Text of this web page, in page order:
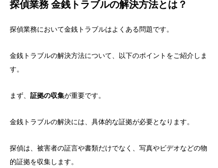
探偵業務 金銭トラブルの解決方法とは？
探偵業務において金銭トラブルはよくある問題です。
金銭トラブルの解決方法について、以下のポイントをご紹介しま
す。
まず、 証拠の収集が重要です。
金銭トラブルの解決には、具体的な証拠が必要となります。
探偵は、被害者の証言や書類だけでなく、写真やビデオなどの物
的証拠を収集します。